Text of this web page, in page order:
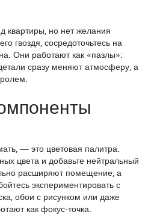
квартиры, но нет желания
гвоздя, сосредоточьтесь на
Они работают как «пазлы»:
сразу меняют атмосферу, а
— это цветовая палитра.
цвета и добавьте нейтральный
расширяют помещение, а
экспериментировать с
обои с рисунком или даже
как фокус‑точка.